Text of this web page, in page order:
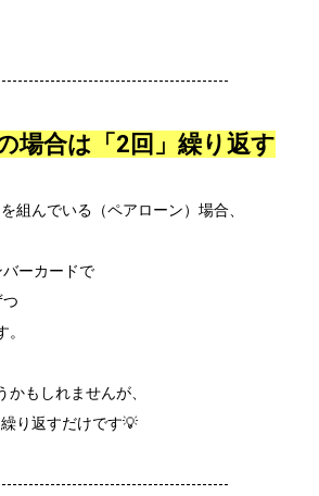
場合は「2回」繰り返す
組んでいる（ペアローン）場合、
ーカードで
かもしれませんが、
り返すだけです💡